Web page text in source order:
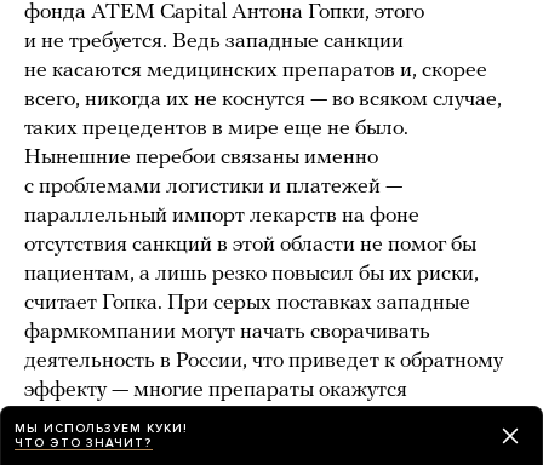
фонда ATEM Capital Антона Гопки, этого
и не требуется. Ведь западные санкции
не касаются медицинских препаратов и, скорее
всего, никогда их не коснутся — во всяком случае,
таких прецедентов в мире еще не было.
Нынешние перебои связаны именно
с проблемами логистики и платежей —
параллельный импорт лекарств на фоне
отсутствия санкций в этой области не помог бы
пациентам, а лишь резко повысил бы их риски,
считает Гопка. При серых поставках западные
фармкомпании могут начать сворачивать
деятельность в России, что приведет к обратному
эффекту — многие препараты окажутся
недоступными.
МЫ ИСПОЛЬЗУЕМ КУКИ!
ЧТО ЭТО ЗНАЧИТ?